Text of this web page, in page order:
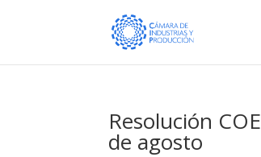
Resolución
de agosto